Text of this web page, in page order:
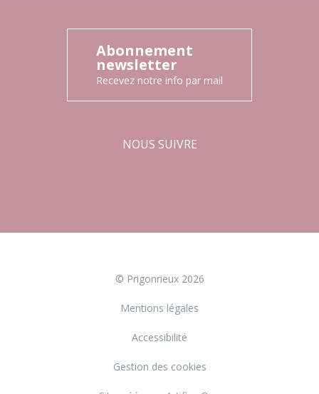
Abonnement
newsletter
Recevez notre info par mail
NOUS SUIVRE
© Prigonrieux 2026
Mentions légales
Accessibilité
Gestion des cookies